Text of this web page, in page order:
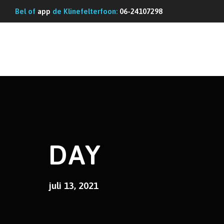
Bel of app de Klinefelterfoon: 06-24107298
DAY
juli 13, 2021